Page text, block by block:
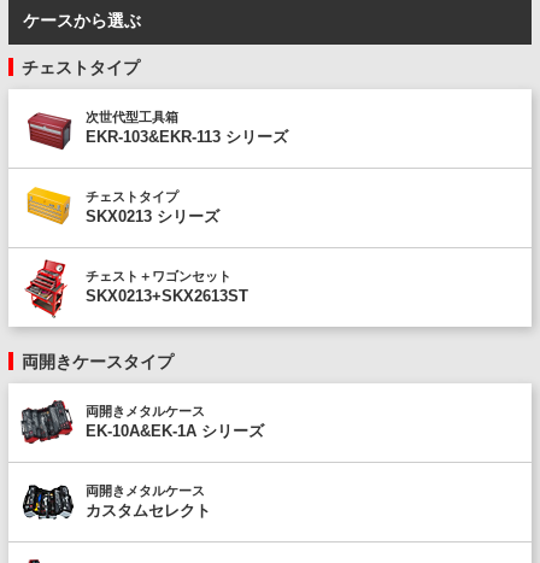
ケースから選ぶ
チェストタイプ
次世代型工具箱
EKR-103&EKR-113 シリーズ
チェストタイプ
SKX0213 シリーズ
チェスト＋ワゴンセット
SKX0213+SKX2613ST
両開きケースタイプ
両開きメタルケース
EK-10A&EK-1A シリーズ
両開きメタルケース
カスタムセレクト